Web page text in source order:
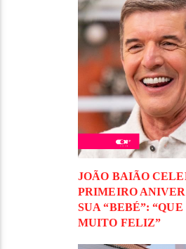
JOÃO BAIÃO
PRIMEIRO
SUA “BEBÉ”: “QUE
MUITO FELIZ”